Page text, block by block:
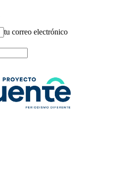
tu correo electrónico